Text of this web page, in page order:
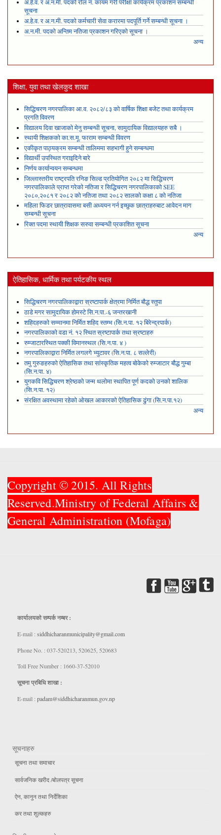
अ.हे.व. र अ.न.मी. पदको रोल नं. कायम गरी परीक्षा कार्यक्रम प्रकाशन सम्बन्धी
सूचना
अ.हे.व. र अ.न.मी. पदको कर्मचारी सेवा करारमा पदपूर्ति गर्ने सम्बन्धी सूचना ।
अ.न.मी. पदको अन्तिम नतिजा प्रकाशन गरिएको सूचना ।
अन्य
शिक्षा, युवा तथा खेलकुद शाखा
सिद्धिचरण नगरपालिका आ.व. २०८२/८३ को वार्षिक शिक्षा बजेट तथा कार्यक्रम
प्रगति विवरण
विद्यालय दिवा खाजाको मेनु सम्बन्धी सूचना, सामुदायिक विद्यालयहरु सबै ।
स्थायी शिक्षकको का.स.मू. फाराम सम्बन्धी विवरण
एकीकृत पाठ्यक्रम सम्बन्धी तालिममा सहभागी हुने सम्बन्धमा
विद्यार्थी उपस्थित गराइदिने बारे
निर्णय कार्यान्वयन सम्बन्धमा
जिल्लास्तरीय राष्ट्रपति रनिङ सिल्ड प्रतियोगित २०८२ मा सिद्धिचरण
नगरपालिकाले प्राप्त गरेकाे नतिजा र सिद्धिचरण नगरपालिकाको SEE
२०८०,२०८१ र २०८२ को नतिजा तथा २०८२ सालको कक्षा ८ को नतिजा
महिला फिडर छात्रावासमा बसी अध्ययन गर्न इच्छुक छात्राहरुबाट आवेदन माग
सम्बन्धी सूचना
रिक्त पदमा स्थायी शिक्षक सरुवा सम्बन्धी प्रकाशित सूचना
अन्य
ऐतिहासिक, धार्मिक तथा पर्यटकीय स्थल
सिद्धिचरण नगरपालिकाद्वारा स्रष्टापार्क क्षेत्रमा निर्मित बौद्ध स्तुपा
ठाडे मगर सामुदायिक होमस्टे सि.न.पा.-६ जन्तरखानी
शहिदहरुको सम्मानमा निर्मित शहिद स्तम्भ (सि.न.पा. १२ बिरेन्द्रपार्क)
नगरपालिकाको वडा नं. १२ स्थित स्रष्टापार्क तथा स्रष्टाहरु
रुम्जाटारस्थित पक्की विमानस्थल (सि.न.पा. ४ )
नगरपालिकाद्वारा निर्मित लगलगे भ्युटावर (सि.न.पा. ८ सल्लेरी)
तमु गुरुङहरुको ऐतिहासिक तथा सांस्कृतिक महत्व बोकेको रुम्जाटार बौद्ध गुम्बा
(सि.न.पा. ४)
युगकवि सिद्धिचरण श्रेष्ठको जन्म थलोमा स्थापित पूर्ण कदको उनको शालिक
(सि.न.पा. १२)
संरक्षित अवस्थामा रहेको ओखल आकारको ऐतिहासिक ढुंगा (सि.न.पा.१२)
अन्य
Copyright © 2015. All Rights
Reserved.Ministry of Federal Affairs &
General Administration (Mofaga)
कार्यालयकाे सम्पर्क नम्बर :
E-mail : siddhicharanmunicipality@gmail.com
Phone No. : 037-520213, 520625, 520683
Toll Free Number : 1660-37-52010
सूचना प्रबिधि शाखा :
E-mail : padam@siddhicharanmun.gov.np
सूचनाहरु
सूचना तथा समाचार
सार्वजनिक खरीद /बोलपत्र सूचना
ऐन, कानुन तथा निर्देशिका
कर तथा शुल्कहरु